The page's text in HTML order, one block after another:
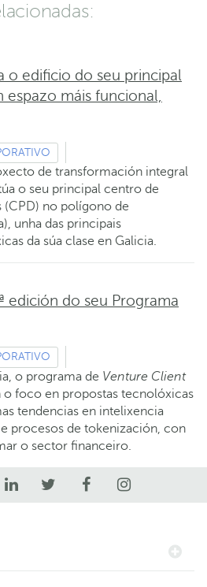
o edificio do seu principal
máis funcional,
de transformación integral
o seu principal centro de
(CPD) no polígono de
unha das principais
da súa clase en Galicia.
edición do seu Programa
o programa de Venture Client
o foco en propostas tecnolóxicas
tendencias en intelixencia
procesos de tokenización, con
o sector financeiro.